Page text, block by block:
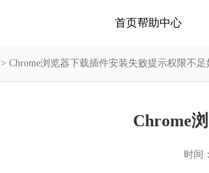
首页帮助中心
> Chrome浏览器下载插件安装失败提示权限不足
Chrome
时间：